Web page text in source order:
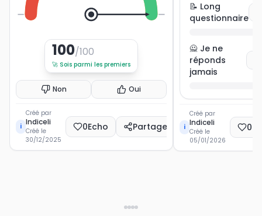
100/100
🚀 Sois parmi les premiers
Non Oui
i
Créé par
Indiceli
Créé le
30/12/2025
0Echo Partager
📝 Long
questionnaire
🙅 Je ne
réponds
jamais
i
Créé par
Indiceli
Créé le
05/01/2026
0